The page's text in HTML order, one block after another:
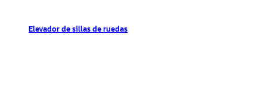
Elevador de sillas de ruedas